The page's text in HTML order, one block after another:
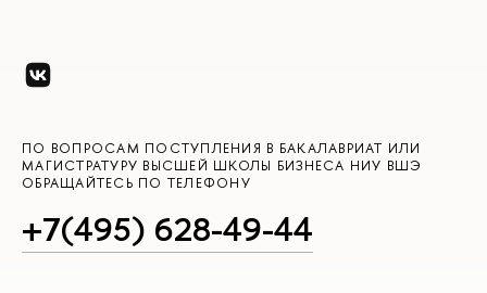
ПО ВОПРОСАМ ПОСТУПЛЕНИЯ В БАКАЛАВРИАТ ИЛИ
МАГИСТРАТУРУ ВЫСШЕЙ ШКОЛЫ БИЗНЕСА НИУ ВШЭ
ОБРАЩАЙТЕСЬ ПО ТЕЛЕФОНУ
+7(495) 628-49-44